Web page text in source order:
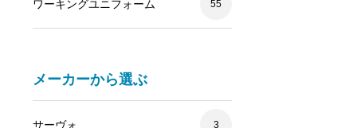
メディカルユニフォーム
ワーキングユニフォーム 55
メーカーから選ぶ
サーヴォ 3